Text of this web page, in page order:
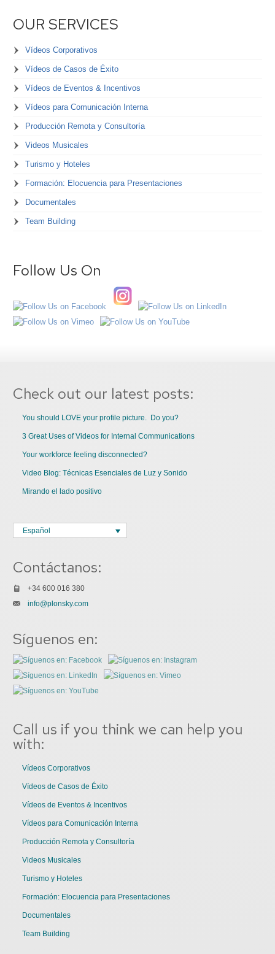
OUR SERVICES
Vídeos Corporativos
Vídeos de Casos de Éxito
Vídeos de Eventos & Incentivos
Vídeos para Comunicación Interna
Producción Remota y Consultoría
Videos Musicales
Turismo y Hoteles
Formación: Elocuencia para Presentaciones
Documentales
Team Building
Follow Us On
Check out our latest posts:
You should LOVE your profile picture. Do you?
3 Great Uses of Videos for Internal Communications
Your workforce feeling disconnected?
Video Blog: Técnicas Esenciales de Luz y Sonido
Mirando el lado positivo
Español
Contáctanos:
+34 600 016 380
info@plonsky.com
Síguenos en:
Call us if you think we can help you
with:
Vídeos Corporativos
Vídeos de Casos de Éxito
Vídeos de Eventos & Incentivos
Vídeos para Comunicación Interna
Producción Remota y Consultoría
Videos Musicales
Turismo y Hoteles
Formación: Elocuencia para Presentaciones
Documentales
Team Building